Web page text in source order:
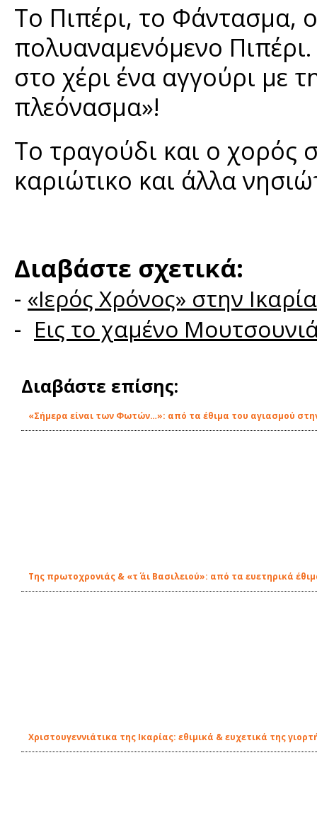
Το Πιπέρι, το Φάντασμα,
πολυαναμενόμενο
στο χέρι ένα αγγούρι με
πλεόνασμα»!
Το τραγούδι και ο χορός
καριώτικο και άλλα
Διαβάστε σχετικά:
- «Ιερός Χρόνος» στην
- Εις το χαμένο
Διαβάστε επίσης:
«Σήμερα είναι των Φωτών…»: από τα έθιμα του αγιασμού
Της πρωτοχρονιάς & «τ΄ άι Βασιλειού»: από τα ευετηρικά
Χριστουγεννιάτικα της Ικαρίας: εθιμικά & ευχετικά της